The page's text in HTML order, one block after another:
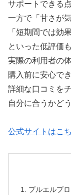
サポートできる
一方で「甘さが
「短期間では効
といった低評価
実際の利用者の
購入前に安心で
詳細な口コミを
自分に合うかど
公式サイトはこ
プルエルプ